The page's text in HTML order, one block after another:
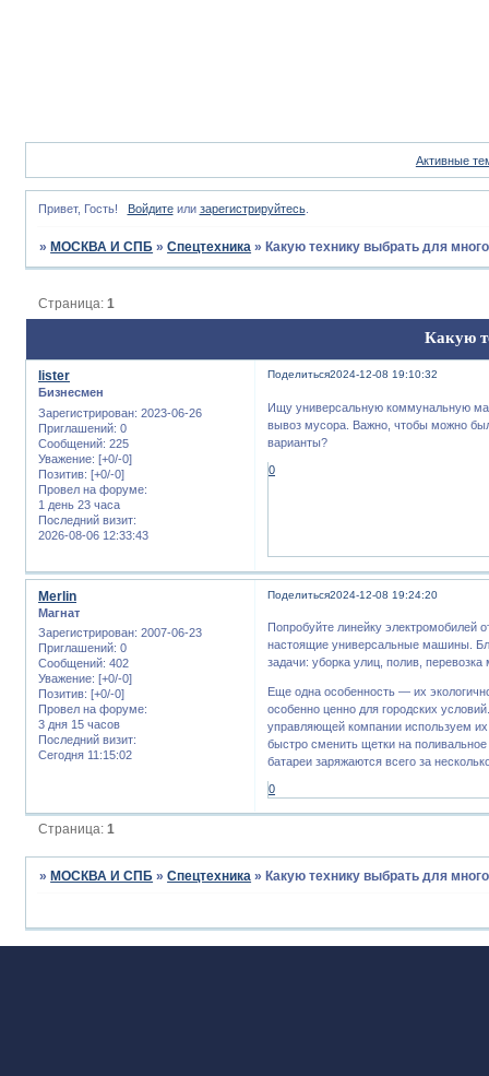
Активные
Привет, Гость! Войдитеили зарегистрируйтесь.
» МОСКВА И СПБ »Спецтехника » Какую технику выбрать для
Какую
Страница:1
Поделиться2024-12-08 19:10:32
lister
Бизнесмен
Зарегистрирован: 2023-06-26
Приглашений: 0
Сообщений: 225
Уважение: [+0/-0]
Позитив: [+0/-0]
Провел на форуме:
1 день 23 часа
Последний визит:
2026-08-06 12:33:43
Ищу универсальную коммунальную
вывоз мусора. Важно, чтобы можно
варианты?
0
Поделиться2024-12-08 19:24:20
Merlin
Магнат
Зарегистрирован: 2007-06-23
Приглашений: 0
Сообщений: 402
Уважение: [+0/-0]
Позитив: [+0/-0]
Провел на форуме:
3 дня 15 часов
Последний визит:
Сегодня 11:15:02
Попробуйте линейку электромобилей
настоящие универсальные машины.
задачи: уборка улиц, полив,
Еще одна особенность — их
особенно ценно для городских
управляющей компании используем
быстро сменить щетки на
батареи заряжаются всего за
0
Страница:1
»МОСКВА И СПБ »Спецтехника »Какую технику выбрать для